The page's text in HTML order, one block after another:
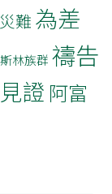
災難 為差
林族群 禱告
見證 阿富